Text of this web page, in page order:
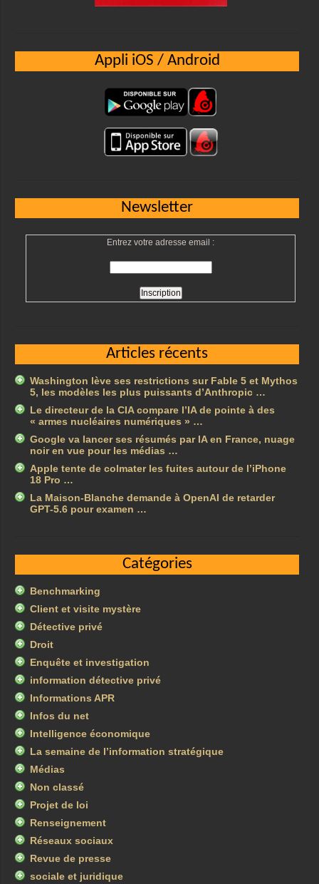
Appli iOS / Android
Newsletter
Entrez votre adresse email :
Articles récents
Washington lève ses restrictions sur Fable 5 et Mythos
5, les modèles les plus puissants d’Anthropic …
Le directeur de la CIA compare l’IA de pointe à des
« armes nucléaires numériques » …
Google va lancer ses résumés par IA en France, nuage
noir en vue pour les médias …
Apple tente de colmater les fuites autour de l’iPhone
18 Pro …
La Maison-Blanche demande à OpenAI de retarder
GPT-5.6 pour examen …
Catégories
Benchmarking
Client et visite mystère
Détective privé
Droit
Enquête et investigation
information détective privé
Informations APR
Infos du net
Intelligence économique
La semaine de l’information stratégique
Médias
Non classé
Projet de loi
Renseignement
Réseaux sociaux
Revue de presse
sociale et juridique